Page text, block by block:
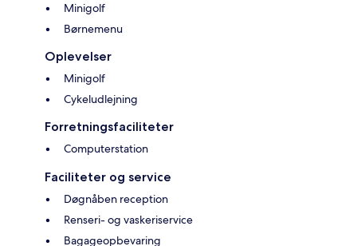
Minigolf
Børnemenu
Oplevelser
Minigolf
Cykeludlejning
Forretningsfaciliteter
Computerstation
Faciliteter og service
Døgnåben reception
Renseri- og vaskeriservice
Bagageopbevaring